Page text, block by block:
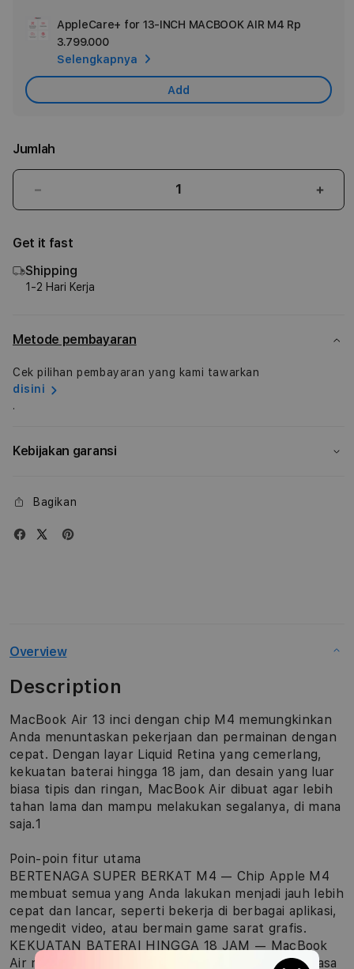
AppleCare+ for 13-INCH MACBOOK AIR M4 Rp
3.799.000
Selengkapnya
Add
Jumlah
Kurangi
jumlah
13-
inch
MacBook
Air
Get it fast
Shipping
1-2 Hari Kerja
Metode pembayaran
Cek pilihan pembayaran yang kami tawarkan
disini
.
Kebijakan garansi
Bagikan
Overview
Description
MacBook Air 13 inci dengan chip M4 memungkinkan
Anda menuntaskan pekerjaan dan permainan dengan
cepat. Dengan layar Liquid Retina yang cemerlang,
kekuatan baterai hingga 18 jam, dan desain yang luar
biasa tipis dan ringan, MacBook Air dibuat agar lebih
tahan lama dan mampu melakukan segalanya, di mana
saja.1
Poin-poin fitur utama
BERTENAGA SUPER BERKAT M4 — Chip Apple M4
membuat semua yang Anda lakukan menjadi jauh lebih
cepat dan lancar, seperti bekerja di berbagai aplikasi,
mengedit video, atau bermain game sarat grafis.
KEKUATAN BATERAI HINGGA 18 JAM — MacBook
Air memberikan performa yang sama-sama luar biasa